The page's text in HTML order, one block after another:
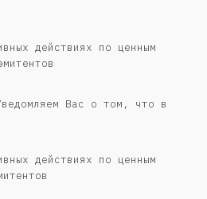
действиях по ценным
Вас о том, что в
действиях по ценным